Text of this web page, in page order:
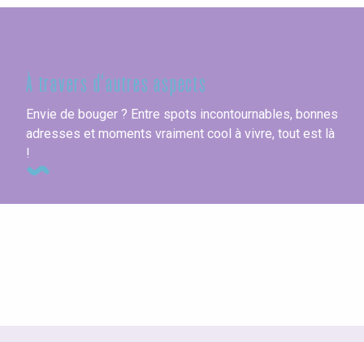
À travers d'autres aspects
Envie de bouger ? Entre spots incontournables, bonnes
adresses et moments vraiment cool à vivre, tout est là
!